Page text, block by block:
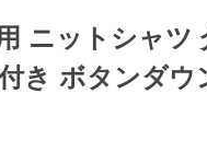
ニットシャツ
き ボタンダウ